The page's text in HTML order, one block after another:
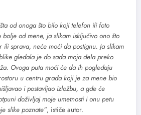
od onoga što bilo koji telefon ili foto
od mene, ja slikam isključivo ono što
sprava, neće moći da postignu. Ja slikam
gledala je do sada moja dela preko
Ovoga puta moći će da ih pogledaju
u centru grada koji je za mene bio
i postavljao izložbu, a gde će
doživljaj moje umetnosti i onu petu
slike poznate”, ističe autor.